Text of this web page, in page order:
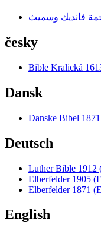
česky
Bible Kralická
Dansk
Danske Bibel
Deutsch
Luther Bible
Elberfelder 1905
Elberfelder 1871
English